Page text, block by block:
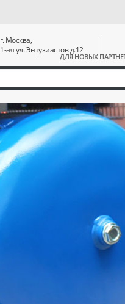
ДЛЯ НОВЫХ
г. Москва,
1-ая ул. Энтузиастов д.12